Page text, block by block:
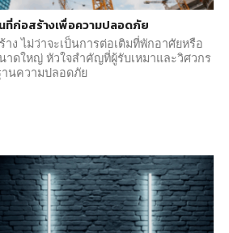
ที่ก่อสร้างเพื่อความปลอดภัย
ง ไม่ว่าจะเป็นการต่อเติมที่พักอาศัยหรือ
าดใหญ่ หัวใจสำคัญที่ผู้รับเหมาและวิศวกร
านความปลอดภัย